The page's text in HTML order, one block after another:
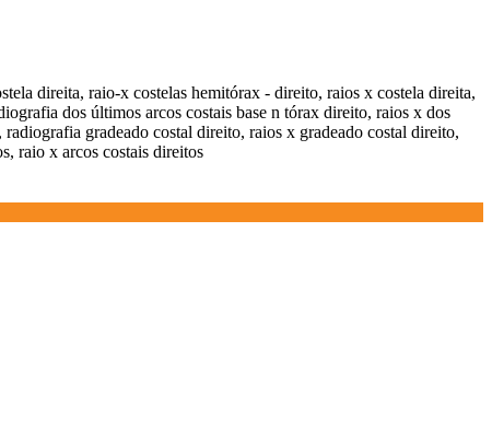
direita, raio-x costelas hemitórax - direito, raios x costela direita,
dos últimos arcos costais base n tórax direito, raios x dos
gradeado costal direito, raios x gradeado costal direito,
raio x arcos costais direitos